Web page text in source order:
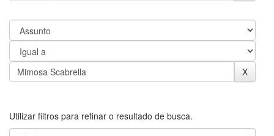
Utilizar filtros para refinar o resultado de busca.